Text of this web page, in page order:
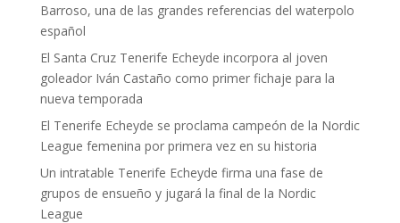
Barroso, una de las grandes referencias del waterpolo
español
El Santa Cruz Tenerife Echeyde incorpora al joven
goleador Iván Castaño como primer fichaje para la
nueva temporada
El Tenerife Echeyde se proclama campeón de la Nordic
League femenina por primera vez en su historia
Un intratable Tenerife Echeyde firma una fase de
grupos de ensueño y jugará la final de la Nordic
League